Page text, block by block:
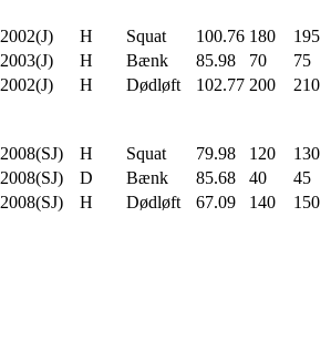
2002(J) H Squat 100.76 180
195
2003(J) H Bænk 85.98 70
75
2002(J) H Dødløft 102.77 200 210
2008(SJ) H Squat 79.98 120
130
2008(SJ) D Bænk 85.68 40
45
2008(SJ) H Dødløft 67.09 140 150